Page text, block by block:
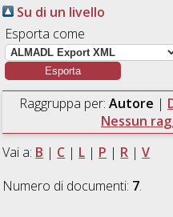
Su di un livello
Esporta come
Raggruppa per: Autore |
Nessun
Vai a: B | C | L | P | R |V
Numero di documenti: 7.